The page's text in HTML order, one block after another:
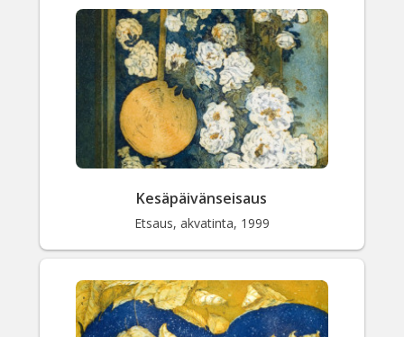
Hae sivustolta
Kesäpäivänseisaus
Etsaus, akvatinta, 1999